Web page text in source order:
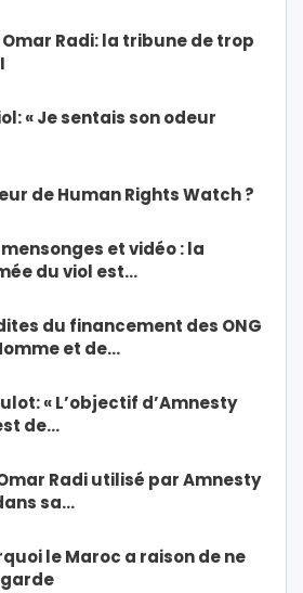
Radi: la tribune de trop
« Je sentais son odeur
de Human Rights Watch ?
et vidéo : la
du viol est…
du financement des ONG
et de…
« L’objectif d’Amnesty
de…
Radi utilisé par Amnesty
sa…
le Maroc a raison de ne